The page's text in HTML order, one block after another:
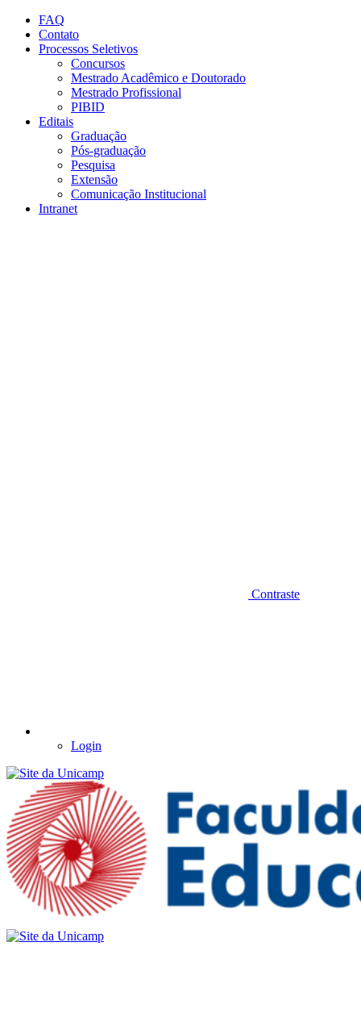
Conteúdo principal
FAQ
Contato
Processos Seletivos
Concursos
Mestrado Acadêmico e Doutorado
Mestrado Profissional
PIBID
Editais
Graduação
Pós-graduação
Pesquisa
Extensão
Comunicação Institucional
Intranet
Contraste
Login